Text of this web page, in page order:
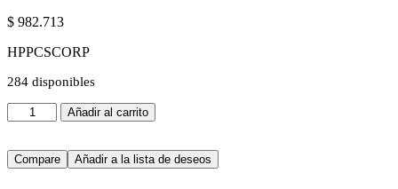
$ 982.713
HPPCSCORP
284 disponibles
MONITOR
HP
IPS
VGA/DP/HDMI/USB/USB-
Añadir al carrito
Compare Añadir a la lista de deseos